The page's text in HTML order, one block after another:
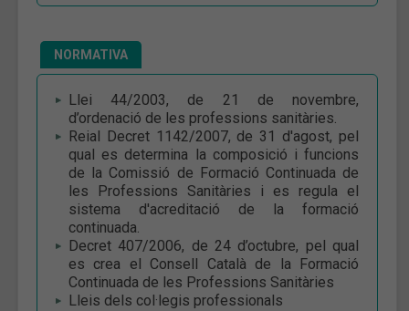
NORMATIVA
Llei 44/2003, de 21 de novembre,
d’ordenació de les professions sanitàries.
Reial Decret 1142/2007, de 31 d'agost, pel
qual es determina la composició i funcions
de la Comissió de Formació Continuada de
les Professions Sanitàries i es regula el
sistema d'acreditació de la formació
continuada.
Decret 407/2006, de 24 d’octubre, pel qual
es crea el Consell Català de la Formació
Continuada de les Professions Sanitàries
Lleis dels col·legis professionals